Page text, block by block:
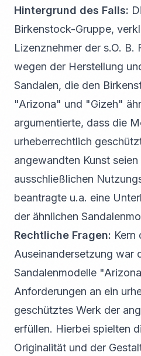
Hintergrund des Falls:
Birkenstock-Gruppe,
Lizenznehmer der s.O. B.
wegen der Herstellung
Sandalen, die den
"Arizona" und "Gizeh"
argumentierte, dass die
urheberrechtlich
angewandten Kunst
ausschließlichen
beantragte u.a. eine
der ähnlichen
Rechtliche Fragen: Kern
Auseinandersetzung war
Sandalenmodelle
Anforderungen an ein
geschütztes Werk der
erfüllen. Hierbei spielten
Originalität und der